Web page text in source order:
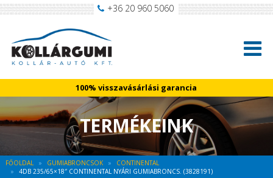
+36 20 960 5060
100% visszavásárlási garancia
TERMÉKEINK
FŐOLDAL GUMIABRONCSOK
CONTINENTAL
4DB 235/65×18″ CONTINENTAL NYÁRI GUMIABRONCS. (3828191)